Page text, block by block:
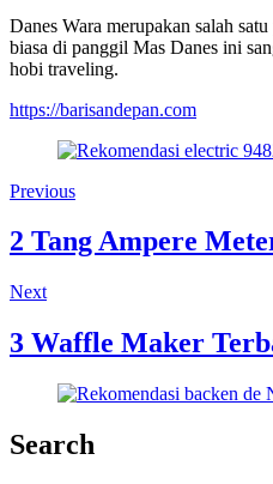
Danes Wara merupakan salah
biasa di panggil Mas Danes ini
hobi traveling.
https://barisandepan.com
Previous
2 Tang Ampere
Next
3 Waffle Maker
Search